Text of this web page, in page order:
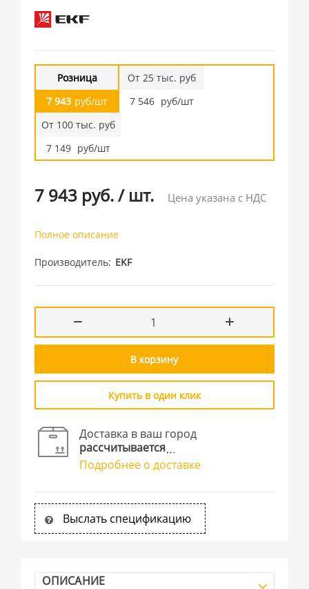
Розница
7 943 руб/шт
От 25 тыс. руб
7 546 руб/шт
От 100 тыс. руб
7 149 руб/шт
7 943 руб./ шт. Цена указана с НДС
Полное описание
Производитель EKF
В корзину
Купить в один клик
Доставка в ваш город
рассчитывается
Подробнее о доставке
Выслать спецификацию
ОПИСАНИЕ